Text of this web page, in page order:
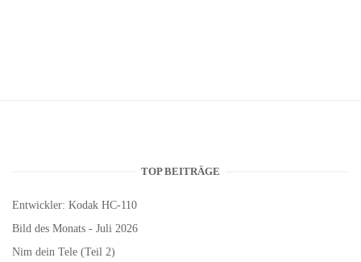
TOP BEITRÄGE
Entwickler: Kodak HC-110
Bild des Monats - Juli 2026
Nim dein Tele (Teil 2)